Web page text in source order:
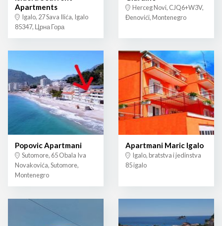
Apartments
Igalo, 27 Sava Ilića, Igalo
85347, Црна Гора
Herceg Novi, CJQ6+W3V,
Đenovići, Montenegro
Popovic Apartmani
Sutomore, 65 Obala Iva
Novakovića, Sutomore,
Montenegro
Apartmani Maric Igalo
Igalo, bratstva i jedinstva
85 igalo